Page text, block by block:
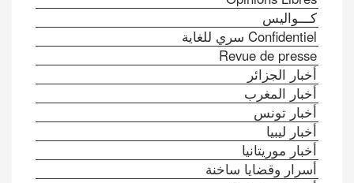
كـــواليس
Confidentiel سري للغاية
Revue de presse
أخبار الجزائر
أخبار المغرب
أخبار تونس
أخبار ليبيا
أخبار موريتانيا
أسرار وقضايا ساخنة